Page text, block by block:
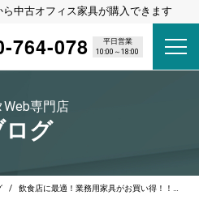
中古オフィス家具が購入できます
764-078
平日営業
10:00～18:00
Web専門店
ログ
飲食店に最適！業務用家具がお買い得！！（Webリスタ）